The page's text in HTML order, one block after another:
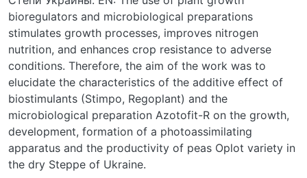
bioregulators and microbiological preparations
stimulates growth processes, improves nitrogen
nutrition, and enhances crop resistance to adverse
conditions. Therefore, the aim of the work was to
elucidate the characteristics of the additive effect of
biostimulants (Stimpo, Regoplant) and the
microbiological preparation Azotofit-R on the growth,
development, formation of a photoassimilating
apparatus and the productivity of peas Oplot variety in
the dry Steppe of Ukraine.